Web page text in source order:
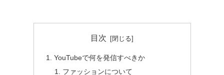
目次
YouTubeで何を発信すべきか
ファッションについて